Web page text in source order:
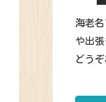
海老
や出
どう